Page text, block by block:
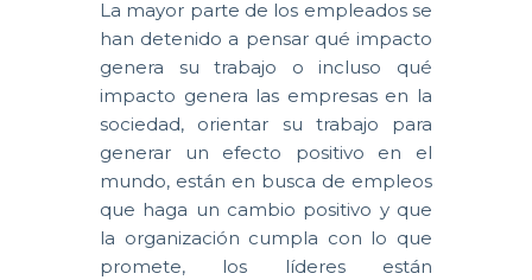
La mayor parte de los empleados se
han detenido a pensar qué impacto
genera su trabajo o incluso qué
impacto genera las empresas en la
sociedad, orientar su trabajo para
generar un efecto positivo en el
mundo, están en busca de empleos
que haga un cambio positivo y que
la organización cumpla con lo que
promete, los líderes están